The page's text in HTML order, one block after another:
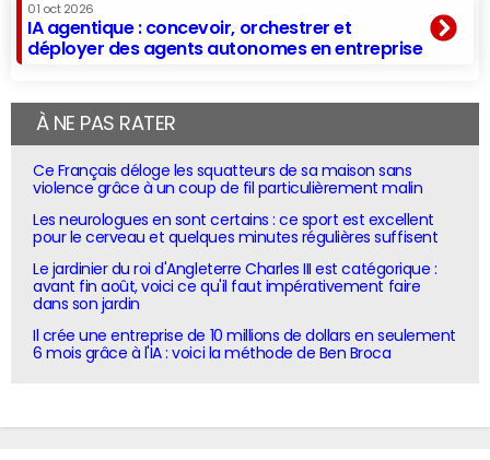
01 oct 2026
IA agentique : concevoir, orchestrer et
déployer des agents autonomes en entreprise
À NE PAS RATER
Ce Français déloge les squatteurs de sa maison sans
violence grâce à un coup de fil particulièrement malin
Les neurologues en sont certains : ce sport est excellent
pour le cerveau et quelques minutes régulières suffisent
Le jardinier du roi d'Angleterre Charles III est catégorique :
avant fin août, voici ce qu'il faut impérativement faire
dans son jardin
Il crée une entreprise de 10 millions de dollars en seulement
6 mois grâce à l'IA : voici la méthode de Ben Broca